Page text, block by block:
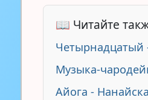
📖 Читайте
Четырнадцатый
Музыка-
Айога -